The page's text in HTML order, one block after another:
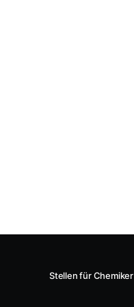
Stellen für Chemiker